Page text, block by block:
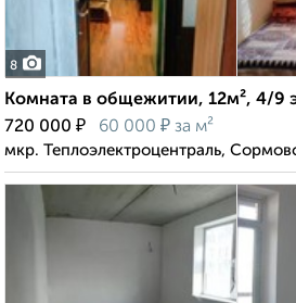
8
Комната в общежитии, 12м², 4/9
720 000 ₽ 60 000 ₽ за м²
мкр. Теплоэлектроцентраль,